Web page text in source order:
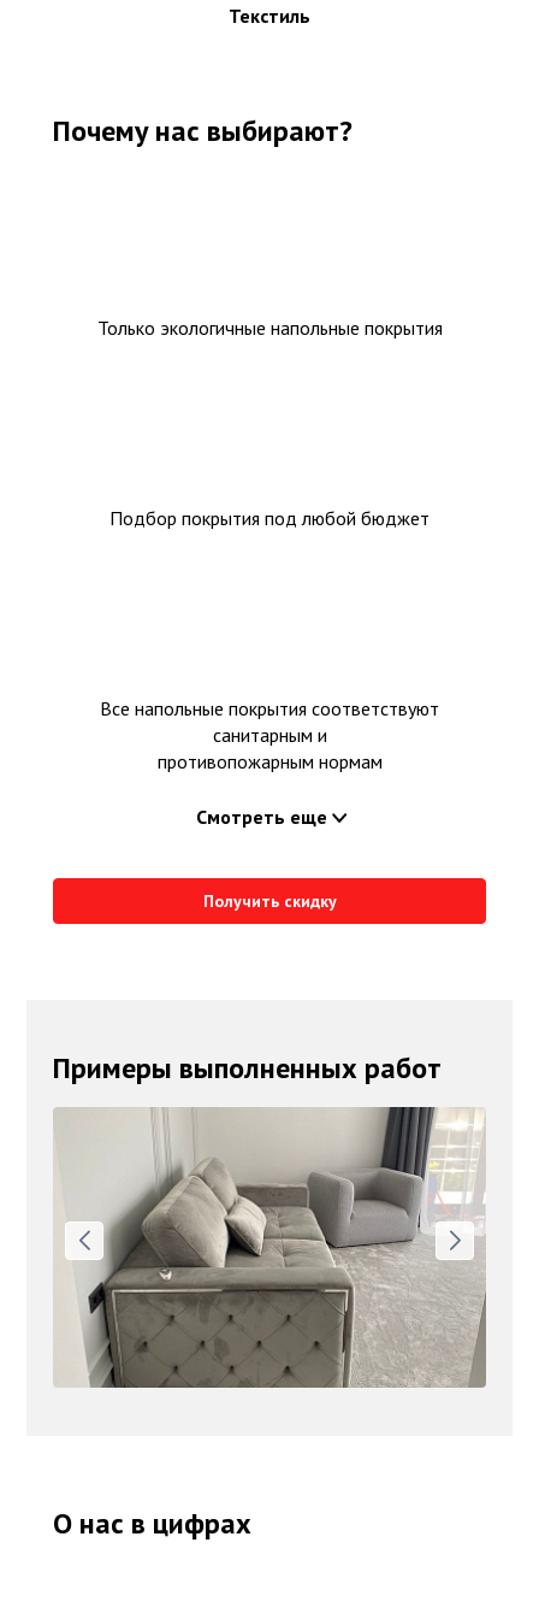
Ковролин под теплый пол
Текстиль
Почему нас выбирают?
Только экологичные напольные покрытия
Подбор покрытия под любой бюджет
Все напольные покрытия соответствуют
санитарным и
противопожарным нормам
Смотреть еще
Получить скидку
Примеры выполненных работ
О нас в цифрах